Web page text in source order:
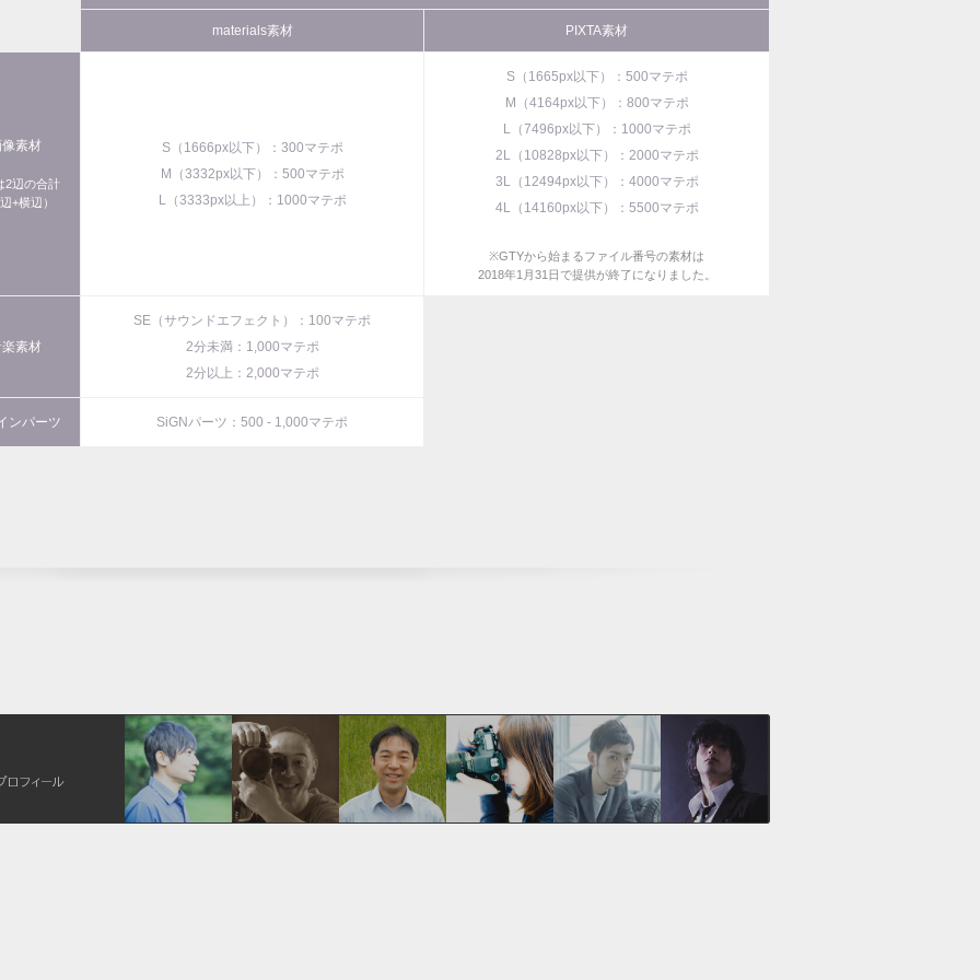
materials素材 PIXTA素材
像素材
2辺の合計
辺+横辺）
S（1666px以下）：300マテポ
M（3332px以下）：500マテポ
L（3333px以上）：1000マテポ
S（1665px以下）：500マテポ
M（4164px以下）：800マテポ
L（7496px以下）：1000マテポ
2L（10828px以下）：2000マテポ
3L（12494px以下）：4000マテポ
4L（14160px以下）：5500マテポ
※GTYから始まるファイル番号の素材は
2018年1月31日で提供が終了になりました。
素材
SE（サウンドエフェクト）：100マテポ
2分未満：1,000マテポ
2分以上：2,000マテポ
ンパーツ SiGNパーツ：500 - 1,000マテポ